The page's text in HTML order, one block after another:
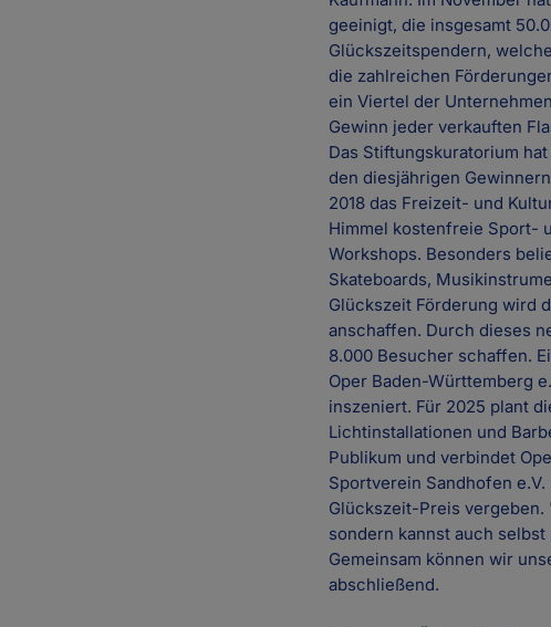
geeinigt, die insgesamt
Glückszeitspendern,
die zahlreichen
ein Viertel der
Gewinn jeder verkauften
Das Stiftungskuratorium
den diesjährigen
2018 das Freizeit- und
Himmel kostenfreie Sport-
Workshops. Besonders
Skateboards,
Glückszeit Förderung wird
anschaffen. Durch dieses
8.000 Besucher schaffen.
Oper Baden-Württemberg
inszeniert. Für 2025 plant
Lichtinstallationen und
Publikum und verbindet
Sportverein Sandhofen
Glückszeit-Preis
sondern kannst auch
Gemeinsam können wir
abschließend.